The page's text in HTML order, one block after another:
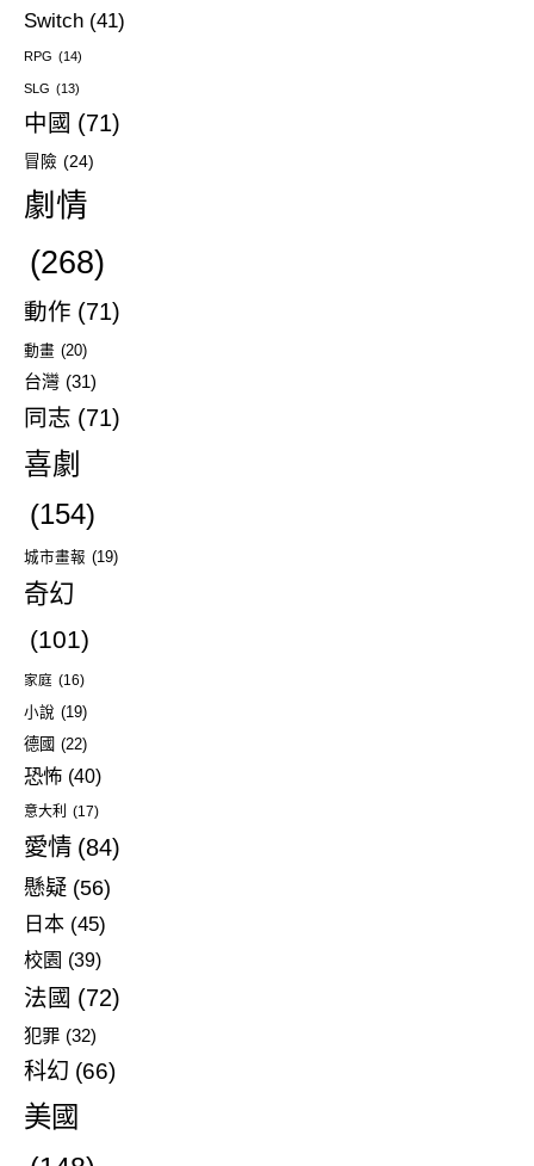
Switch (41)
RPG (14)
SLG (13)
中國 (71)
冒險 (24)
劇情
(268)
動作 (71)
動畫 (20)
台灣 (31)
同志 (71)
喜劇
(154)
城市畫報 (19)
奇幻
(101)
家庭 (16)
小說 (19)
德國 (22)
恐怖 (40)
意大利 (17)
愛情 (84)
懸疑 (56)
日本 (45)
校園 (39)
法國 (72)
犯罪 (32)
科幻 (66)
美國